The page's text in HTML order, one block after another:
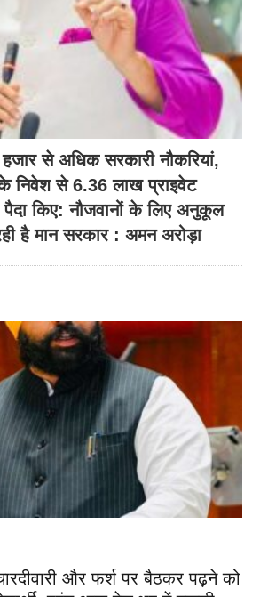
से अधिक सरकारी नौकरियां,
निवेश से 6.36 लाख प्राइवेट
किए: नौजवानों के लिए अनुकूल
है मान सरकार : अमन अरोड़ा
और फर्श पर बैठकर पढ़ने को